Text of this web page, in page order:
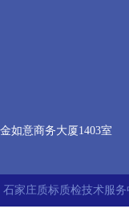
如意商务大厦1403室
石家庄质标质检技术服